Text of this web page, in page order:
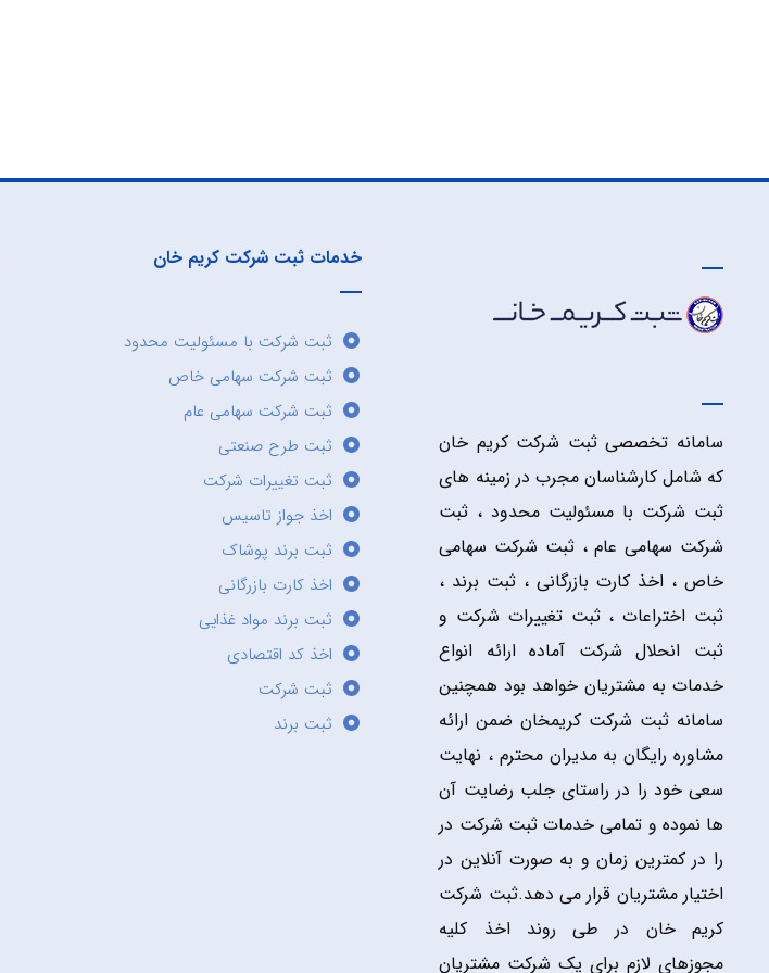
سامانه تخصصی ثبت شرکت کریم خان
که شامل کارشناسان مجرب در زمینه های
ثبت شرکت با مسئولیت محدود ، ثبت
شرکت سهامی عام ، ثبت شرکت سهامی
خاص ، اخذ کارت بازرگانی ، ثبت برند ،
ثبت اختراعات ، ثبت تغییرات شرکت و
ثبت انحلال شرکت آماده ارائه انواع
خدمات به مشتریان خواهد بود همچنین
سامانه ثبت شرکت کریمخان ضمن ارائه
مشاوره رایگان به مدیران محترم ، نهایت
سعی خود را در راستای جلب رضایت آن
ها نموده و تمامی خدمات ثبت شرکت در
را در کمترین زمان و به صورت آنلاین در
اختیار مشتریان قرار می دهد.ثبت شرکت
کریم خان در طی روند اخذ کلیه
مجوزهای لازم برای یک شرکت مشتریان
خدمات ثبت شرکت کریم خان
ثبت شرکت با مسئولیت محدود
ثبت شرکت سهامی خاص
ثبت شرکت سهامی عام
ثبت طرح صنعتی
ثبت تغییرات شرکت
اخذ جواز تاسیس
ثبت برند پوشاک
اخذ کارت بازرگانی
ثبت برند مواد غذایی
اخذ کد اقتصادی
ثبت شرکت
ثبت برند